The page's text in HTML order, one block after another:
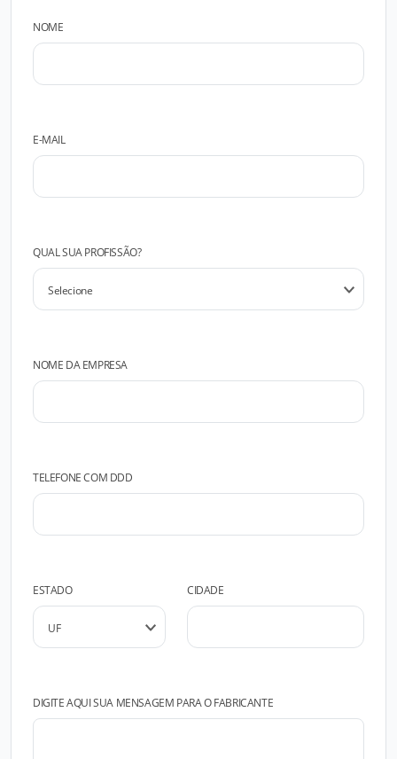
NOME
E-MAIL
QUAL SUA PROFISSÃO?
NOME DA EMPRESA
TELEFONE COM DDD
ESTADO CIDADE
DIGITE AQUI SUA MENSAGEM PARA O FABRICANTE